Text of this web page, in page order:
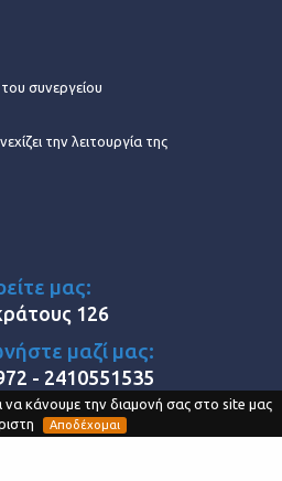
να κάνουμε την διαμονή σας στο site μας
Αποδέχομαι
συνεργείου
την λειτουργία της
μας:
126
μαζί μας:
- 2410551535